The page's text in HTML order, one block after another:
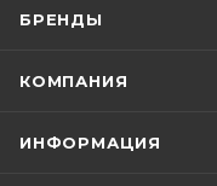
БРЕНДЫ
КОМПАНИЯ
ИНФОРМАЦИЯ